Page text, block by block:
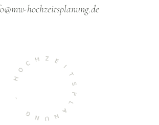
hochzeitsplanung.de
H
O
C H Z E
I
T
S
P
L
A
N
U
N
G